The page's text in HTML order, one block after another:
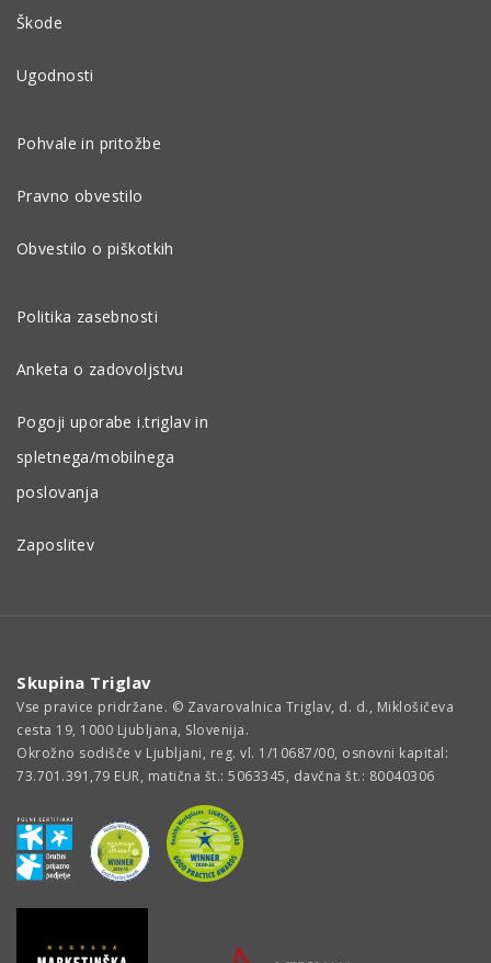
Škode
Ugodnosti
Pohvale in pritožbe
Pravno obvestilo
Obvestilo o piškotkih
Politika zasebnosti
Anketa o zadovoljstvu
Pogoji uporabe i.triglav in
spletnega/mobilnega
poslovanja
Zaposlitev
Skupina Triglav
Vse pravice pridržane. © Zavarovalnica Triglav, d. d., Miklošičeva
cesta 19, 1000 Ljubljana, Slovenija.
Okrožno sodišče v Ljubljani, reg. vl. 1/10687/00, osnovni kapital:
73.701.391,79 EUR, matična št.: 5063345, davčna št.: 80040306